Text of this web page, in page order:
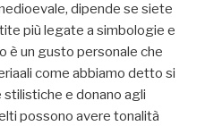
dipende se siete
più legate a simbologie e
è un gusto personale che
come abbiamo detto si
e donano agli
possono avere tonalità